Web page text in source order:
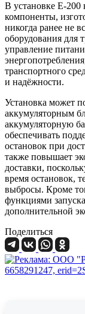
В установке E-
компоненты,
никогда ранее не
оборудования для
управление
транспортного
и надёжности.
Установка может
аккумуляторным
аккумуляторную
обеспечивать
остановок при
также повышает
доставки,
время остановок,
выбросы. Кроме
функциями
дополнительной
Поделиться